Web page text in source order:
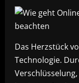
Das Herzstück
Technologie.